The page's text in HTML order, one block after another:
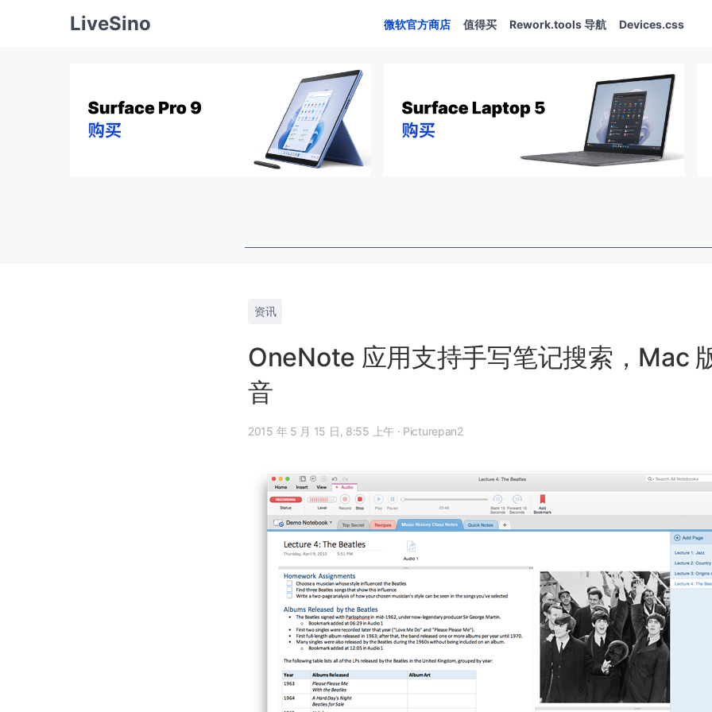
LiveSino 微软官方商店 值得买 Rework.tools 导航 Devices.css
资讯
OneNote 应用支持手写笔记搜索，Mac
音
2015 年 5 月 15 日, 8:55 上午 · Picturepan2